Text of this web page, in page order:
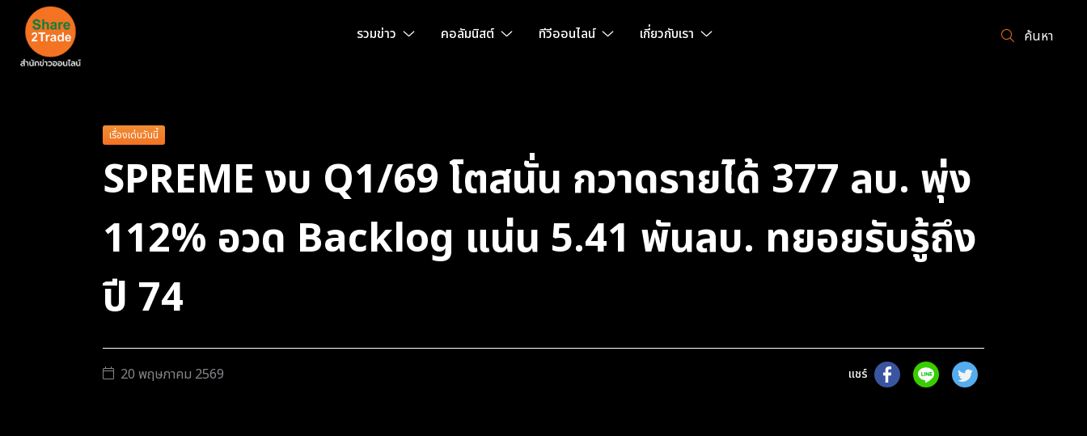
รวมข่าว คอลัมนิสต์ ทีวีออนไลน์ เกี่ยวกับเรา ค้นหา
เรื่องเด่นวันนี้
SPREME งบ Q1/69 โตสนั่น กวาดรายได้ 377 ลบ. พุ่ง
112% อวด Backlog แน่น 5.41 พันลบ. ทยอยรับรู้ถึง
ปี 74
20 พฤษภาคม 2569 แชร์